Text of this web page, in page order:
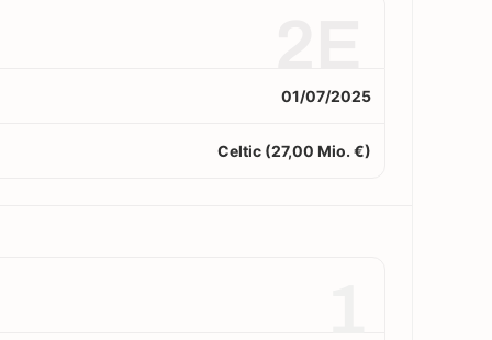
01/07/2025
Celtic (27,00 Mio. €)